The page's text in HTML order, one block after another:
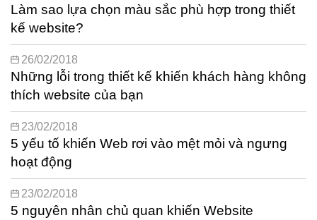
Làm sao lựa chọn màu sắc phù hợp trong thiết
kế website?
26/02/2018
Những lỗi trong thiết kế khiến khách hàng không
thích website của bạn
23/02/2018
5 yếu tố khiến Web rơi vào mệt mỏi và ngưng
hoạt động
23/02/2018
5 nguyên nhân chủ quan khiến Website